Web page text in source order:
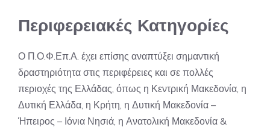
Περιφερειακές Κατηγορίες
Ο Π.Ο.Φ.Επ.Α. έχει επίσης αναπτύξει σημαντική
δραστηριότητα στις περιφέρειες και σε πολλές
περιοχές της Ελλάδας, όπως η Κεντρική Μακεδονία, η
Δυτική Ελλάδα, η Κρήτη, η Δυτική Μακεδονία –
Ήπειρος – Ιόνια Νησιά, η Ανατολική Μακεδονία &